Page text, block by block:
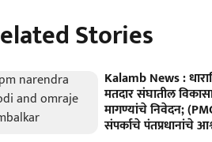
Stories
Kalamb News :
मतदार संघातील
मागण्यांचे निवेदन;
संपर्काचे पंतप्रधानांचे